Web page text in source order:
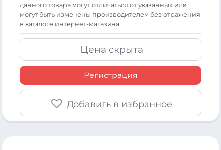
данного товара могут отличаться от указанных или
могут быть изменены производителем без отражения
в каталоге интернет-магазина.
Цена скрыта
Регистрация
Добавить в избранное